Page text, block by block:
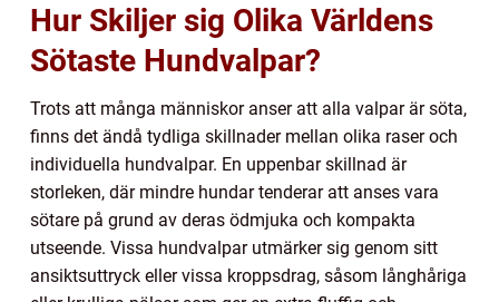
Hur Skiljer sig Olika Världens
Sötaste Hundvalpar?
Trots att många människor anser att alla valpar är söta,
finns det ändå tydliga skillnader mellan olika raser och
individuella hundvalpar. En uppenbar skillnad är
storleken, där mindre hundar tenderar att anses vara
sötare på grund av deras ödmjuka och kompakta
utseende. Vissa hundvalpar utmärker sig genom sitt
ansiktsuttryck eller vissa kroppsdrag, såsom långhåriga